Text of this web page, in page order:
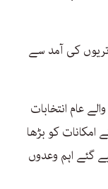
کی آمد سے
عام انتخابات
کو بڑھا
گئے اہم وعدوں